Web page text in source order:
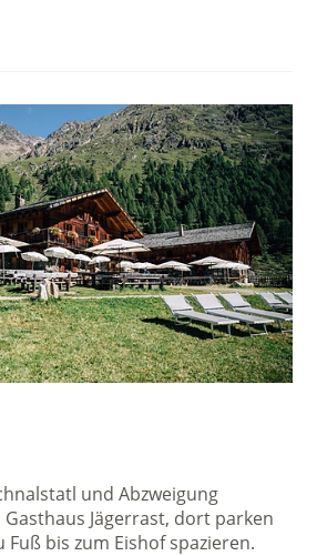
und Abzweigung
Jägerrast, dort parken
Fuß bis zum Eishof spazieren.